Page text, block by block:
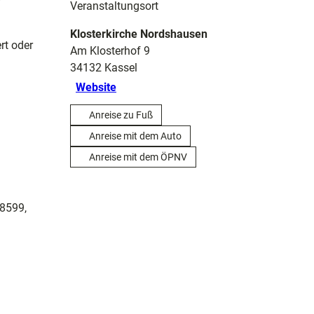
oder
Veranstaltungsort
Klosterkirche Nordshausen
Am Klosterhof 9
34132 Kassel
Website
Anreise zu Fuß
Anreise mit dem Auto
Anreise mit dem ÖPNV